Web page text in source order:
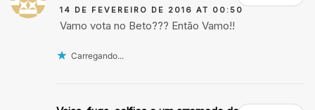
14 DE FEVEREIRO DE 2016 AT 00:50
Vamo vota no Beto??? Então Vamo!!
Carregando...